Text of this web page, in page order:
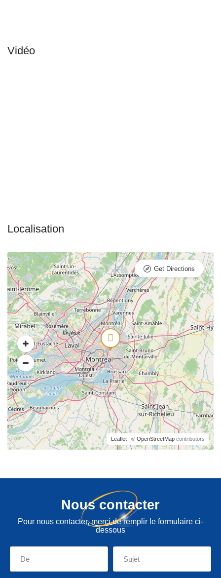
Leaflet | © OpenStreetMap contributors
Get Directions
Nous contacter
Pour nous contacter, merci de remplir le formulaire ci-
dessous